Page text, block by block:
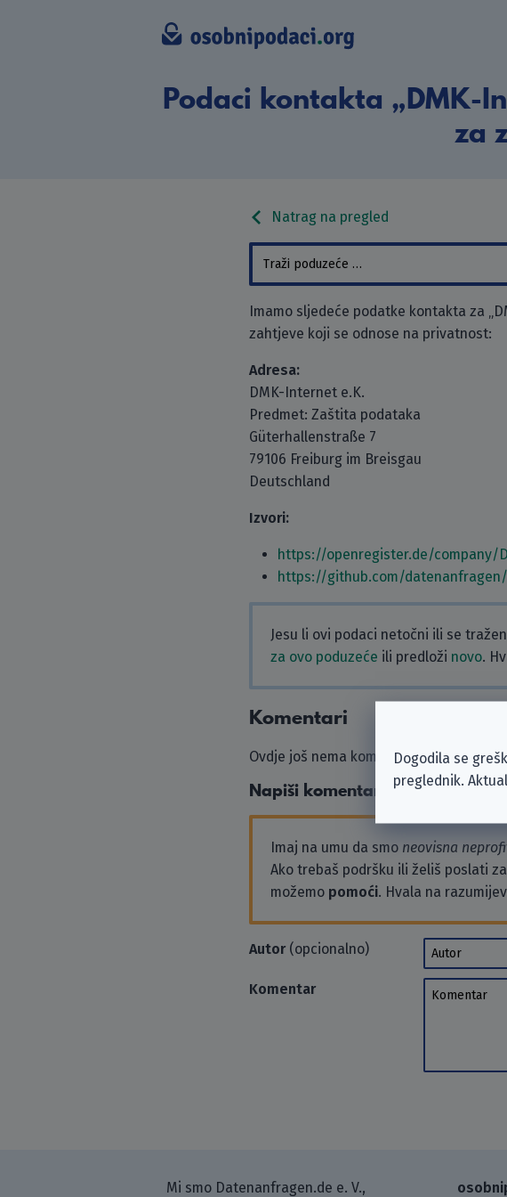
Podaci kontakta „DMK-
za
Natrag na pregled
Imamo sljedeće podatke kontakta za
zahtjeve koji se odnose na privatnost:
Adresa:
DMK-Internet e.K.
Predmet: Zaštita podataka
Güterhallenstraße 7
79106 Freiburg im Breisgau
Deutschland
Izvori:
https://openregister.de/company/
https://github.com/
Jesu li ovi podaci netočni ili se
za ovo poduzeće ili predloži novo.
Komentari
Ovdje još nema komentara. Ako želiš,
Napiši komentar
Imaj na umu da smo neovisna
Ako trebaš podršku ili želiš poslati
možemo pomoći. Hvala na
Autor(opcionalno) Autor
Komentar Komentar
Mi smo Datenanfragen.de e. V.,
Dogodila se
preglednik.